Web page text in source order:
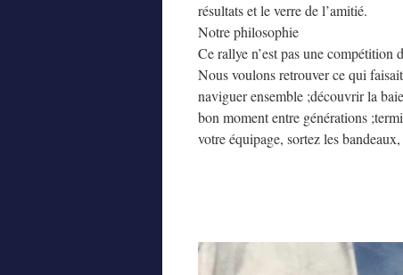
résultats et le verre de l’amitié.
Notre philosophie
Ce rallye n’est pas une compétition
Nous voulons retrouver ce qui
naviguer ensemble ;découvrir la
bon moment entre générations
votre équipage, sortez les